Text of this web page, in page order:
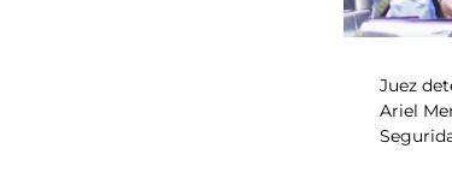
Juez
Ariel